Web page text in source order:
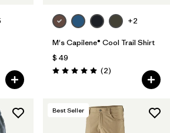
+2
M's Capilene® Cool Trail Shirt
$ 49
Valoración: 5.0 / 5
(2Comentarios
)
Best Seller